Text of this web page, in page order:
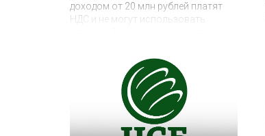
доходом от 20 млн рублей платят
НДС и не могут использовать
ликвидации малых предприятий, не
выдерживающих существенно
возросшей налоговой нагрузки